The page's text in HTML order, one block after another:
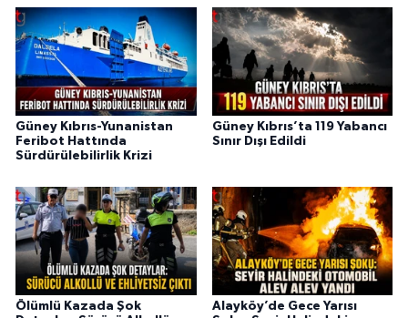
Güney Kıbrıs-Yunanistan
Feribot Hattında
Sürdürülebilirlik Krizi
Güney Kıbrıs’ta 119 Yabancı
Sınır Dışı Edildi
Ölümlü Kazada Şok
Alayköy’de Gece Yarısı